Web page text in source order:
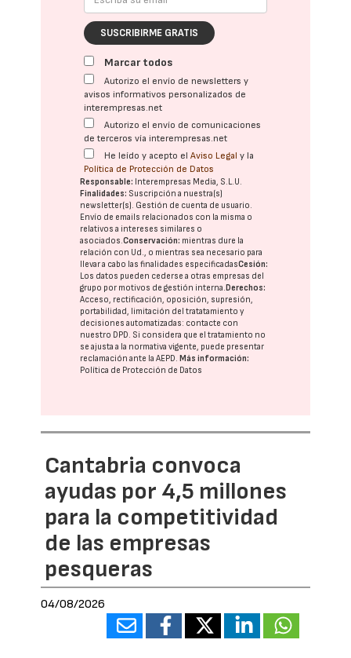
SUSCRIBIRME GRATIS
Marcar todos
Autorizo el envío de newsletters y
avisos informativos personalizados de
interempresas.net
Autorizo el envío de comunicaciones
de terceros vía interempresas.net
He leído y acepto elAviso Legal y la
Política de Protección de Datos
Responsable: Interempresas Media, S.L.U.
Finalidades: Suscripción a nuestra(s)
newsletter(s). Gestión de cuenta de usuario.
Envío de emails relacionados con la misma o
relativos a intereses similares o
asociados.Conservación: mientras dure la
relación con Ud., o mientras sea necesario para
llevar a cabo las finalidades especificadasCesión:
Los datos pueden cederse a otras empresas del
grupo por motivos de gestión interna.Derechos:
Acceso, rectificación, oposición, supresión,
portabilidad, limitación del tratatamiento y
decisiones automatizadas: contacte con
nuestro DPD. Si considera que el tratamiento no
se ajusta a la normativa vigente, puede presentar
reclamación ante laAEPD.Más información:
Política de Protección de Datos
Cantabria convoca
ayudas por 4,5 millones
para la competitividad
de las empresas
pesqueras
04/08/2026